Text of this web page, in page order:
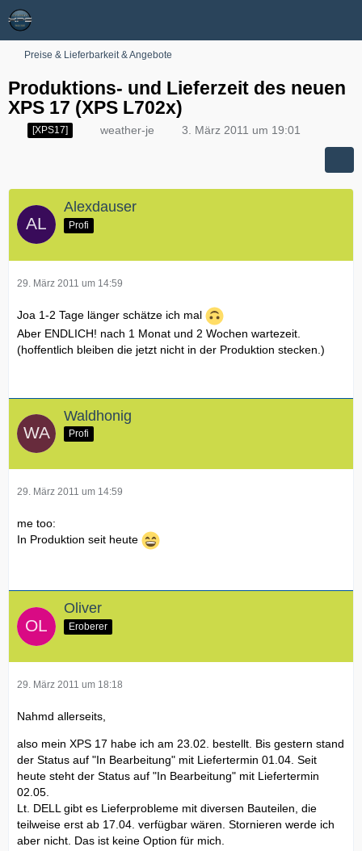
Preise & Lieferbarkeit & Angebote
Produktions- und Lieferzeit des neuen
XPS 17 (XPS L702x)
[XPS17] weather-je 3. März 2011 um 19:01
Alexdauser
Profi
29. März 2011 um 14:59
Joa 1-2 Tage länger schätze ich mal
Aber ENDLICH! nach 1 Monat und 2 Wochen wartezeit.
(hoffentlich bleiben die jetzt nicht in der Produktion stecken.)
Waldhonig
Profi
29. März 2011 um 14:59
me too:
In Produktion seit heute
Oliver
Eroberer
29. März 2011 um 18:18
Nahmd allerseits,
also mein XPS 17 habe ich am 23.02. bestellt. Bis gestern stand
der Status auf "In Bearbeitung" mit Liefertermin 01.04. Seit
heute steht der Status auf "In Bearbeitung" mit Liefertermin
02.05.
Lt. DELL gibt es Lieferprobleme mit diversen Bauteilen, die
teilweise erst ab 17.04. verfügbar wären. Stornieren werde ich
aber nicht. Das ist keine Option für mich.